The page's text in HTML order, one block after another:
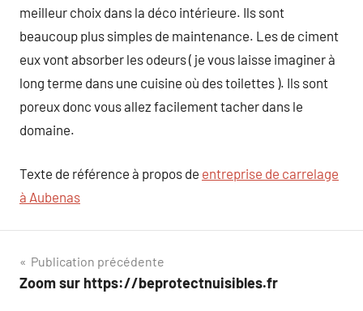
meilleur choix dans la déco intérieure. Ils sont
beaucoup plus simples de maintenance. Les de ciment
eux vont absorber les odeurs ( je vous laisse imaginer à
long terme dans une cuisine où des toilettes ). Ils sont
poreux donc vous allez facilement tacher dans le
domaine.
Texte de référence à propos de entreprise de carrelage
à Aubenas
Navigation
de
Publication précédente
Zoom sur https://beprotectnuisibles.fr